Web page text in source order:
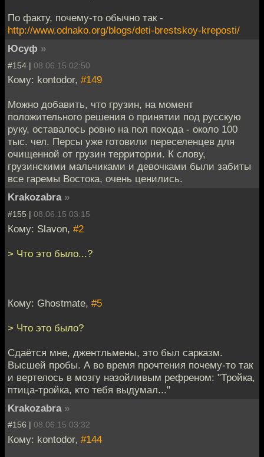
По факту, почему-то обычно так -
http://www.odnako.org/blogs/deti-brestskoy-kreposti/
Юсуф »
#154 | 08.06.15 02:50
Кому: kontodor, #149
Можно добавить, что грузин, на момент
положительного решения о принятии под русскую
руку, оставалось ровно на пол похода - около 100
тыс. чел. Персы уже готовили переселенцев для
очищенной от грузин территории. К слову,
грузинскими мальчиками и девочками были забиты
все гаремы Востока, очень ценились.
Krakozabra »
#155 | 08.06.15 03:15
Кому: Slavon, #2
> Что это было...?
Кому: Ghostmate, #5
> Что это было?
Сдаётся мне, джентльмены, это был сарказм.
Высшей пробы. А во время прочтения почему-то так
и вертелось в мозгу назойливым рефреном: "Тройка,
птица-тройка, кто тебя выдумал..."
Krakozabra »
#156 | 08.06.15 03:32
Кому: kontodor, #144